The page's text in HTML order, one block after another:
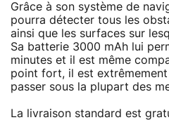
Grâce à son système de
pourra détecter tous les
ainsi que les surfaces sur
Sa batterie 3000 mAh lui
minutes et il est même
point fort, il est
passer sous la plupart des
La livraison standard est